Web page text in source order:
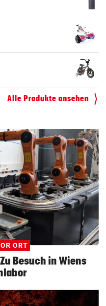
Alle Produkte ansehen
ORT
Besuch in Wiens